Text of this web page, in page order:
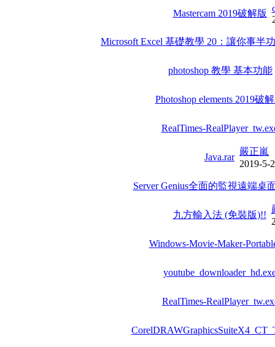
Mastercam 2019破解版
Microsoft Excel 基礎教學 20：讓你事半
photoshop 教學 基本功能
Photoshop elements 2019破
RealTimes-
Java.rar
嚴正嵐
2019-5-
Server Genius全面的監視遠端桌
九方輸入法 (免裝版)!!
Windows-Movie-Maker-
RealTimes-